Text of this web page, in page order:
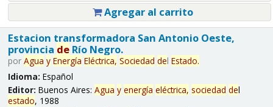
Agregar al carrito
Estacion transformadora San Antonio Oeste,
provincia deRío Negro.
por Agua y Energía Eléctrica, Sociedad del Estado.
Idioma: Español
Editor: Buenos Aires: Agua y energía eléctrica, sociedad del
estado, 1988